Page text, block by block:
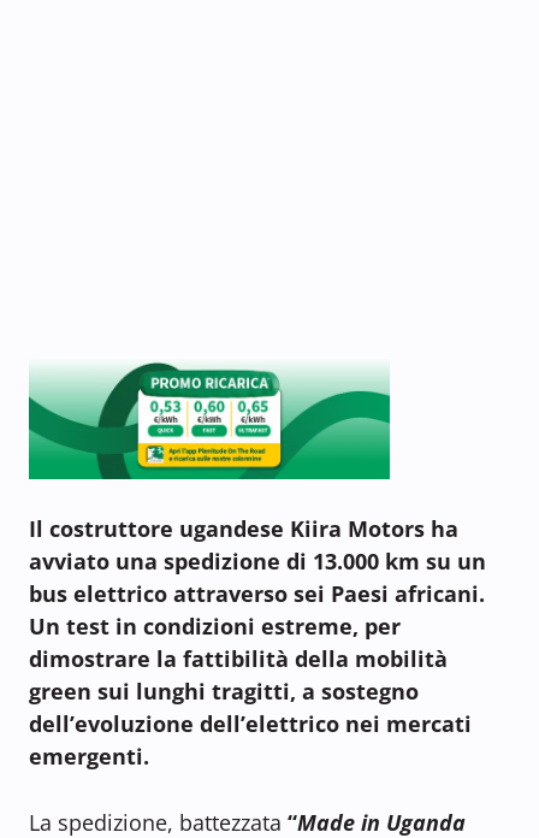
Il costruttore ugandese Kiira Motors ha
avviato una spedizione di 13.000 km su un
bus elettrico attraverso sei Paesi africani.
Un test in condizioni estreme, per
dimostrare la fattibilità della mobilità
green sui lunghi tragitti, a sostegno
dell’evoluzione dell’elettrico nei mercati
emergenti.
La spedizione, battezzata “Made in Uganda